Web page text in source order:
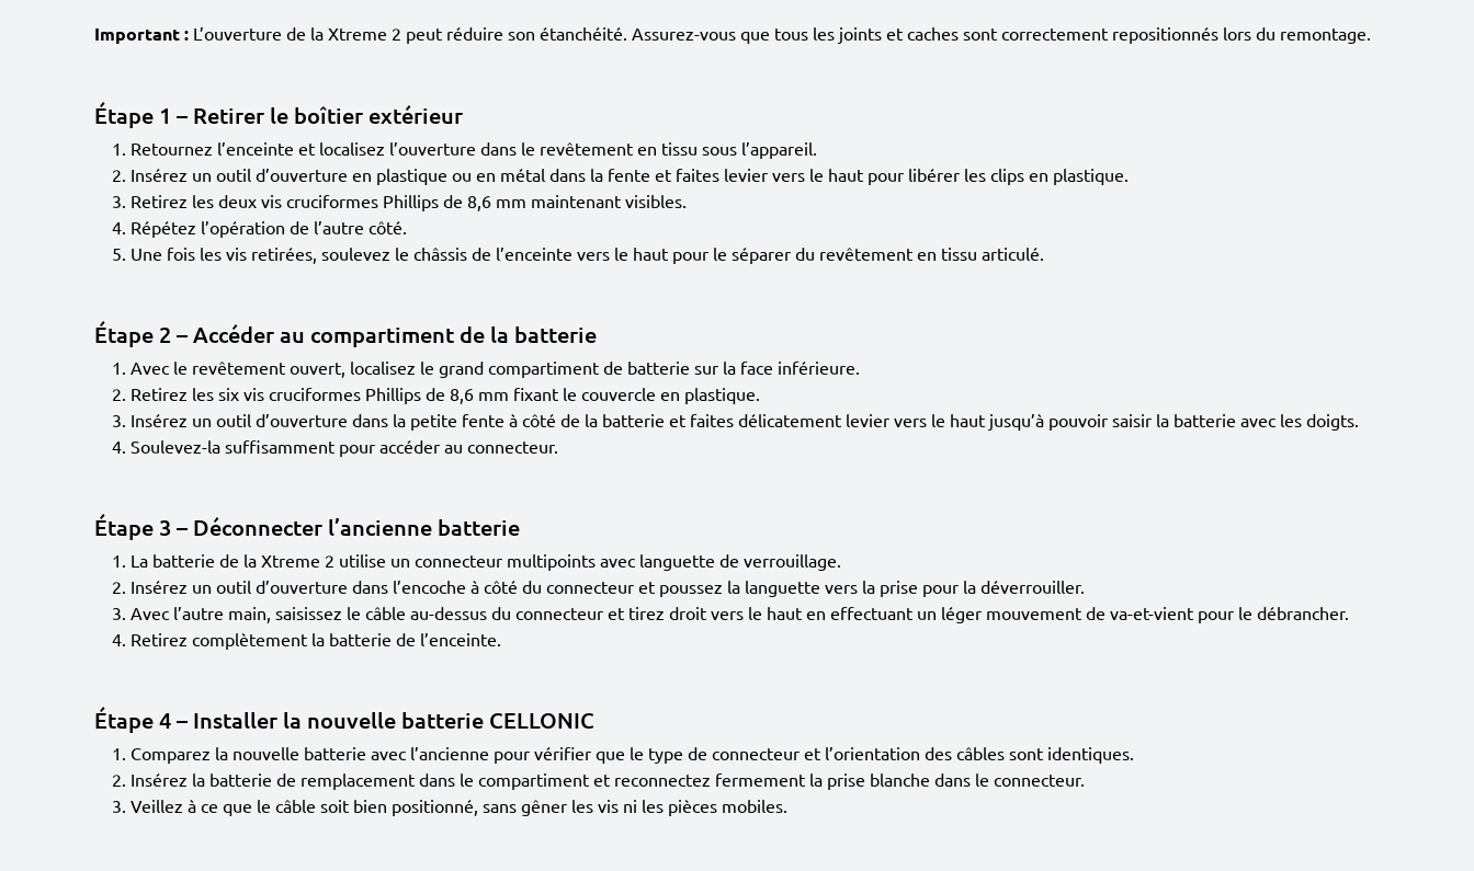
Important : L’ouverture de la Xtreme 2 peut réduire son étanchéité. Assurez-vous que tous les joints et caches sont correctement repositionnés lors du remontage.
Étape 1 – Retirer le boîtier extérieur
Retournez l’enceinte et localisez l’ouverture dans le revêtement en tissu sous l’appareil.
Insérez un outil d’ouverture en plastique ou en métal dans la fente et faites levier vers le haut pour libérer les clips en plastique.
Retirez les deux vis cruciformes Phillips de 8,6 mm maintenant visibles.
Répétez l’opération de l’autre côté.
Une fois les vis retirées, soulevez le châssis de l’enceinte vers le haut pour le séparer du revêtement en tissu articulé.
Étape 2 – Accéder au compartiment de la batterie
Avec le revêtement ouvert, localisez le grand compartiment de batterie sur la face inférieure.
Retirez les six vis cruciformes Phillips de 8,6 mm fixant le couvercle en plastique.
Insérez un outil d’ouverture dans la petite fente à côté de la batterie et faites délicatement levier vers le haut jusqu’à pouvoir saisir la batterie avec les doigts.
Soulevez-la suffisamment pour accéder au connecteur.
Étape 3 – Déconnecter l’ancienne batterie
La batterie de la Xtreme 2 utilise un connecteur multipoints avec languette de verrouillage.
Insérez un outil d’ouverture dans l’encoche à côté du connecteur et poussez la languette vers la prise pour la déverrouiller.
Avec l’autre main, saisissez le câble au-dessus du connecteur et tirez droit vers le haut en effectuant un léger mouvement de va-et-vient pour le débrancher.
Retirez complètement la batterie de l’enceinte.
Étape 4 – Installer la nouvelle batterie CELLONIC
Comparez la nouvelle batterie avec l’ancienne pour vérifier que le type de connecteur et l’orientation des câbles sont identiques.
Insérez la batterie de remplacement dans le compartiment et reconnectez fermement la prise blanche dans le connecteur.
Veillez à ce que le câble soit bien positionné, sans gêner les vis ni les pièces mobiles.